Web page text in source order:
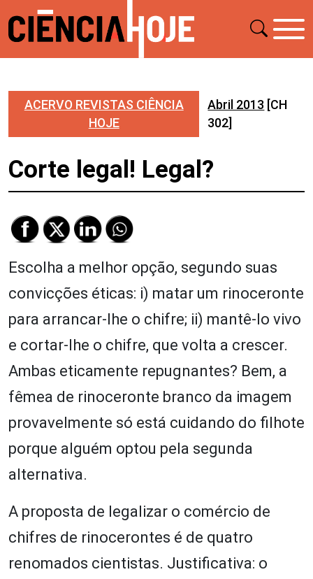
ACERVO REVISTAS CIÊNCIA
HOJE
Abril 2013 [CH
302]
Corte legal! Legal?
Escolha a melhor opção, segundo suas
convicções éticas: i) matar um rinoceronte
para arrancar-lhe o chifre; ii) mantê-lo vivo
e cortar-lhe o chifre, que volta a crescer.
Ambas eticamente repugnantes? Bem, a
fêmea de rinoceronte branco da imagem
provavelmente só está cuidando do filhote
porque alguém optou pela segunda
alternativa.
A proposta de legalizar o comércio de
chifres de rinocerontes é de quatro
renomados cientistas. Justificativa: o